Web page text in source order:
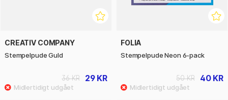
CREATIV COMPANY
Stempelpude Guld
29 KR
36 KR
FOLIA
Stempelpude Neon 6-pack
40 KR
50 KR